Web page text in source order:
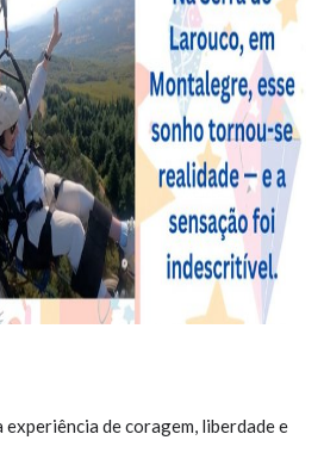
experiência de coragem, liberdade e